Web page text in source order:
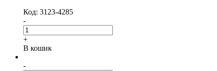
Код: 3123-4285
-
+
В кошик
-